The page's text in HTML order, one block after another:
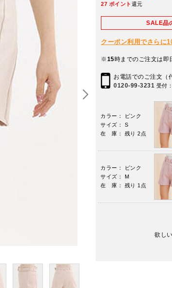
27 ポイント 還元
SALE品
クーポン利用でさらに
※15時までのご注文は即
お電話でのご注文（
0120-99-3231 受付
カラー： ピンク
サイズ： S
在 庫： 残り 2点
カラー： ピンク
サイズ： M
在 庫： 残り 1点
欲し